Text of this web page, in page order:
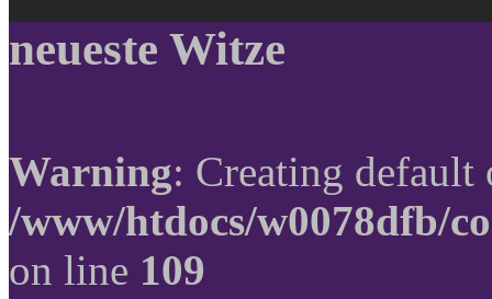
neueste Witze
Warning: Creating
/www/htdocs/w0078dfb/
on line 109